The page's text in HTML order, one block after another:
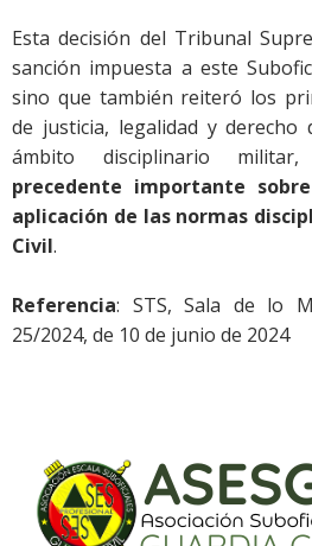
Esta decisión del Tribunal
sanción impuesta a este
sino que también reiteró los
de justicia, legalidad y derecho
ámbito disciplinario
precedente importante
aplicación de las normas
Civil.
Referencia: STS, Sala de lo
25/2024, de 10 de junio de 2024